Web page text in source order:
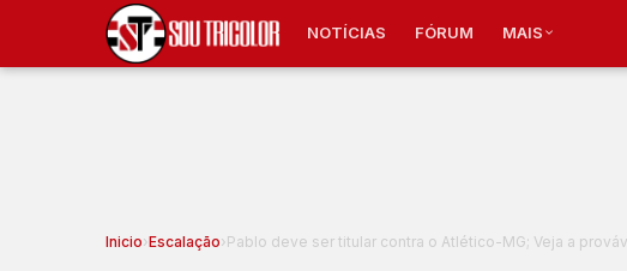
NOTÍCIAS FÓRUM MAIS
Inicio›Escalação›Pablo deve ser titular contra o Atlético-MG; Veja a